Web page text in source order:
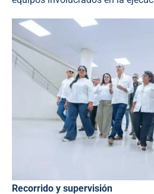
Recorrido y supervisión